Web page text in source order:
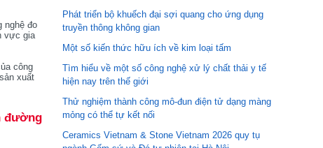
nghệ đo
vực gia
công
xuất
đường
Phát triển bộ khuếch đại sợi quang cho ứng dụng
truyền thông không gian
Một số kiến thức hữu ích về kim loại tấm
Tìm hiểu về một số công nghệ xử lý chất thải y tế
hiện nay trên thế giới
Thử nghiệm thành công mô-đun điện tử dạng màng
mỏng có thể tự kết nối
Ceramics Vietnam & Stone Vietnam 2026 quy tụ